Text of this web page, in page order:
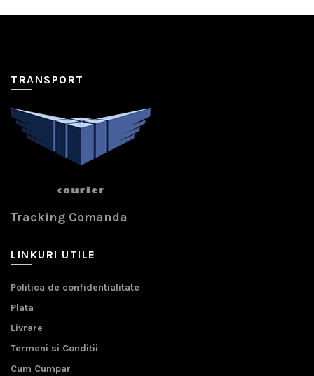
TRANSPORT
Tracking Comanda
LINKURI UTILE
Politica de confidentialitate
Plata
Livrare
Termeni si Conditii
Cum Cumpar